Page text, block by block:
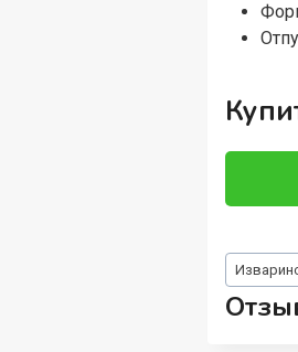
Метки
записи: